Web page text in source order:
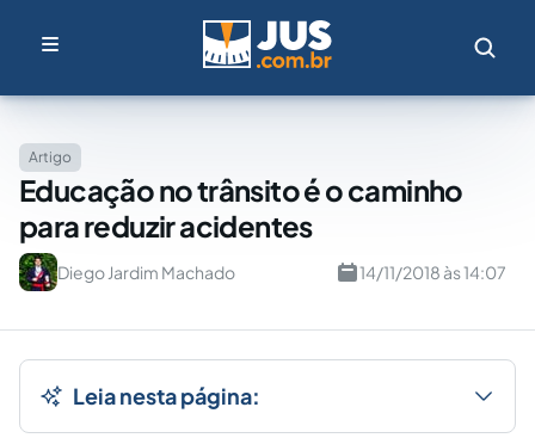
Artigo
Educação no trânsito é o caminho
para reduzir acidentes
Diego Jardim Machado 14/11/2018 às 14:07
Leia nesta página: